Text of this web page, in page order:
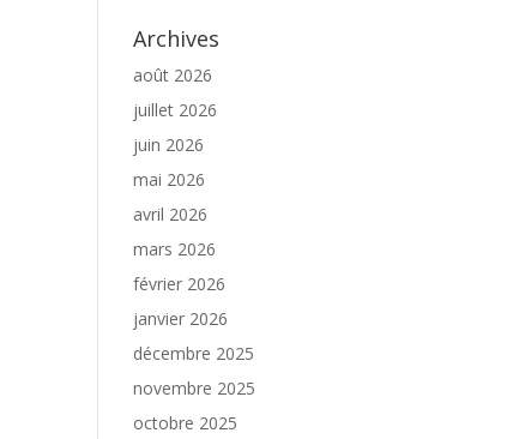
Archives
août 2026
juillet 2026
juin 2026
mai 2026
avril 2026
mars 2026
février 2026
janvier 2026
décembre 2025
novembre 2025
octobre 2025